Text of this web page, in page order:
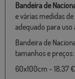
Bandeira de
e várias medidas
adequado para uso
Bandeira de
tamanhos e preços:
60x100cm - 18,37 €